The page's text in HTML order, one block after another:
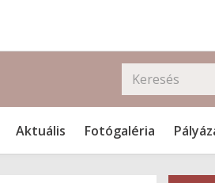
Aktuális Fotógaléria